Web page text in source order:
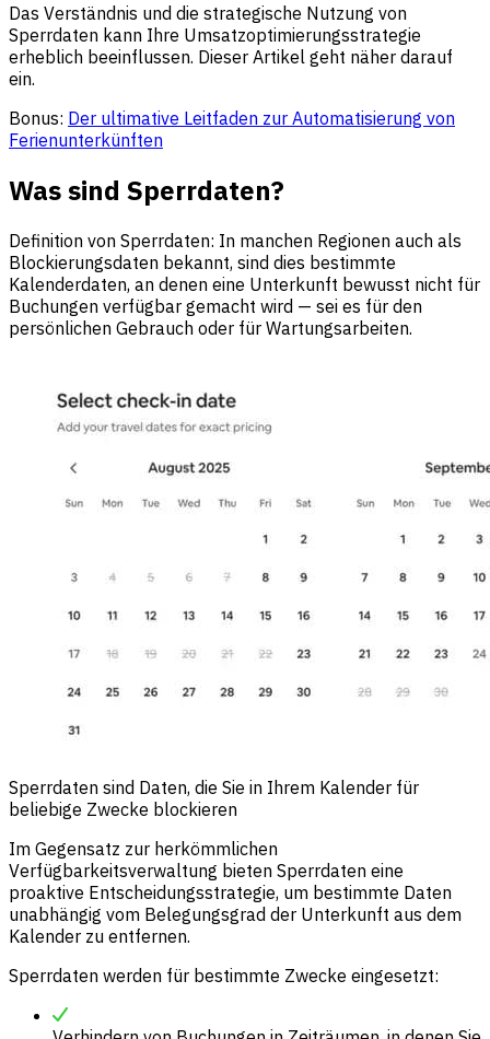
Das Verständnis und die strategische Nutzung von
Sperrdaten kann Ihre Umsatzoptimierungsstrategie
erheblich beeinflussen. Dieser Artikel geht näher darauf
ein.
Bonus: Der ultimative Leitfaden zur Automatisierung von
Ferienunterkünften
Was sind Sperrdaten?
Definition von Sperrdaten: In manchen Regionen auch als
Blockierungsdaten bekannt, sind dies bestimmte
Kalenderdaten, an denen eine Unterkunft bewusst nicht für
Buchungen verfügbar gemacht wird — sei es für den
persönlichen Gebrauch oder für Wartungsarbeiten.
Sperrdaten sind Daten, die Sie in Ihrem Kalender für
beliebige Zwecke blockieren
Im Gegensatz zur herkömmlichen
Verfügbarkeitsverwaltung bieten Sperrdaten eine
proaktive Entscheidungsstrategie, um bestimmte Daten
unabhängig vom Belegungsgrad der Unterkunft aus dem
Kalender zu entfernen.
Sperrdaten werden für bestimmte Zwecke eingesetzt: